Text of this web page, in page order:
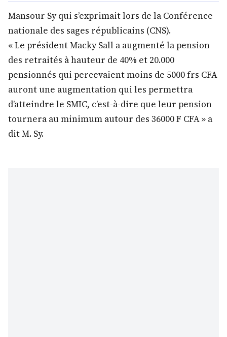
Mansour Sy qui s’exprimait lors de la Conférence
nationale des sages républicains (CNS).
« Le président Macky Sall a augmenté la pension
des retraités à hauteur de 40% et 20.000
pensionnés qui percevaient moins de 5000 frs CFA
auront une augmentation qui les permettra
d’atteindre le SMIC, c’est-à-dire que leur pension
tournera au minimum autour des 36000 F CFA » a
dit M. Sy.